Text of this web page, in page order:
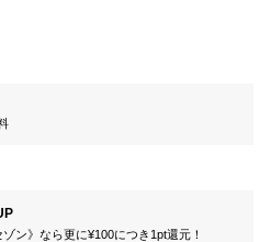
ン》なら更に¥100につき1pt還元！